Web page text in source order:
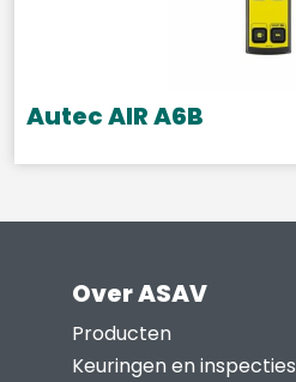
Autec AIR A6B
Over ASAV
Producten
Keuringen en inspecties